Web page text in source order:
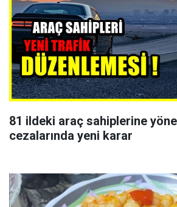
81 ildeki araç sahiplerine
cezalarında yeni karar